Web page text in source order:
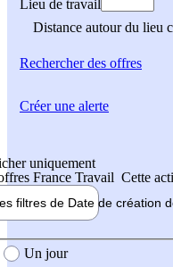
Lieu de travail
Distance autour du lieu
Rechercherdes offres
uniquement
France Travail Cette
filtres de Date de création
création de l'offre
Un jour
Créer une alerte